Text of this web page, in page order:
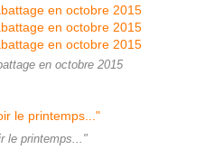
en octobre 2015
le printemps..."